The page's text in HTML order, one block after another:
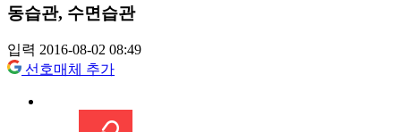
동습관, 수면습관
입력 2016-08-02 08:49
선호매체 추가